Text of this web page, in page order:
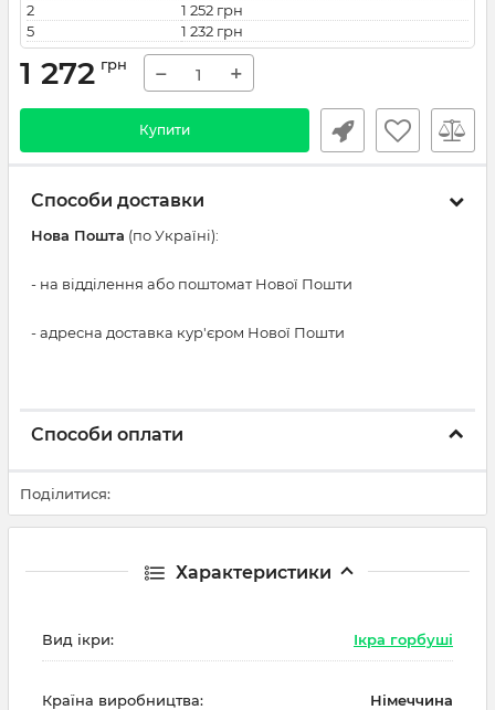
2
1 252 грн
5
1 232 грн
1 272 грн − +
Купити
Способи доставки
Нова Пошта (по Україні):
- на відділення або поштомат Нової Пошти
- адресна доставка кур'єром Нової Пошти
Способи оплати
Поділитися:
Характеристики
Вид ікри: Ікра горбуші
Країна виробництва: Німеччина